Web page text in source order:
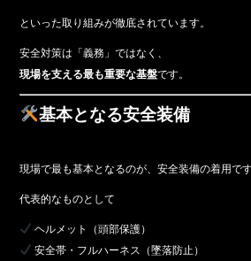
といった取り組みが徹底されています。
安全対策は「義務」ではなく、
現場を支える最も重要な基盤です。
基本となる安全装備
現場で最も基本となるのが、安全装備の着用です
代表的なものとして
ヘルメット（頭部保護）
安全帯・フルハーネス（墜落防止）